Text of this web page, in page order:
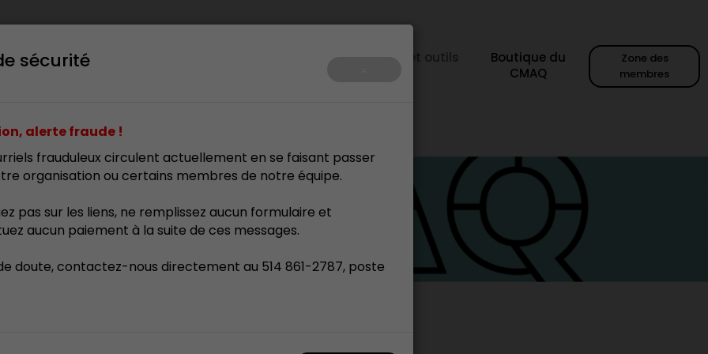
sécurité
alerte fraude !
frauduleux circulent actuellement en se faisant passer
organisation ou certains membres de notre équipe.
pas sur les liens, ne remplissez aucun formulaire et
aucun paiement à la suite de ces messages.
doute, contactez-nous directement au 514 861-2787, poste
Prix d’excellence Ressources et outils
Boutique du
CMAQ
Zone des
membres